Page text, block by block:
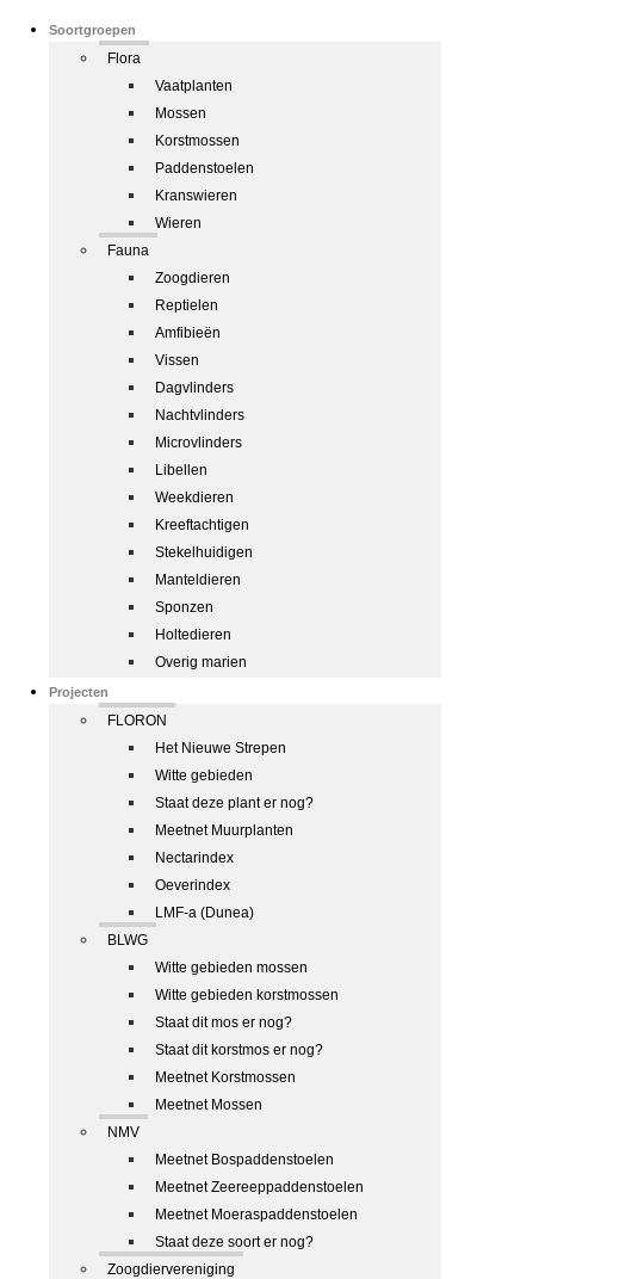
Soortgroepen
Flora
Vaatplanten
Mossen
Korstmossen
Paddenstoelen
Kranswieren
Wieren
Fauna
Zoogdieren
Reptielen
Amfibieën
Vissen
Dagvlinders
Nachtvlinders
Microvlinders
Libellen
Weekdieren
Kreeftachtigen
Stekelhuidigen
Manteldieren
Sponzen
Holtedieren
Overig marien
Projecten
FLORON
Het Nieuwe Strepen
Witte gebieden
Staat deze plant er nog?
Meetnet Muurplanten
Nectarindex
Oeverindex
LMF-a (Dunea)
BLWG
Witte gebieden mossen
Witte gebieden korstmossen
Staat dit mos er nog?
Staat dit korstmos er nog?
Meetnet Korstmossen
Meetnet Mossen
NMV
Meetnet Bospaddenstoelen
Meetnet Zeereeppaddenstoelen
Meetnet Moeraspaddenstoelen
Staat deze soort er nog?
Zoogdiervereniging